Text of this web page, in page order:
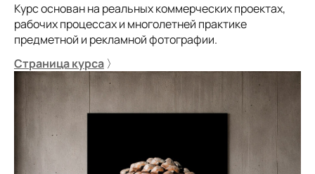
Курс основан на реальных коммерческих проектах,
рабочих процессах и многолетней практике
предметной и рекламной фотографии.
Страница курса 〉